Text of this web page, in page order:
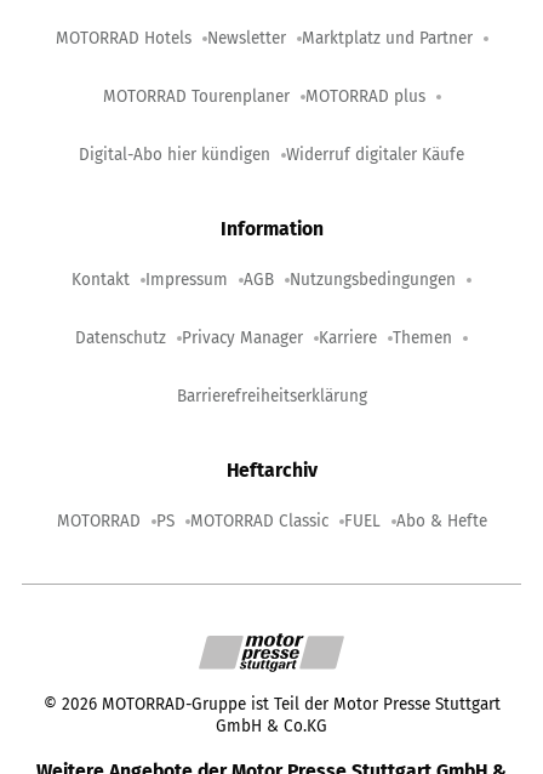
MOTORRAD Hotels Newsletter Marktplatz und Partner
MOTORRAD Tourenplaner MOTORRAD plus
Digital-Abo hier kündigen Widerruf digitaler Käufe
Information
Kontakt Impressum AGB Nutzungsbedingungen
Datenschutz Privacy Manager Karriere Themen
Barrierefreiheitserklärung
Heftarchiv
MOTORRAD PS MOTORRAD Classic FUEL Abo & Hefte
© 2026 MOTORRAD-Gruppe ist Teil der Motor Presse Stuttgart
GmbH & Co.KG